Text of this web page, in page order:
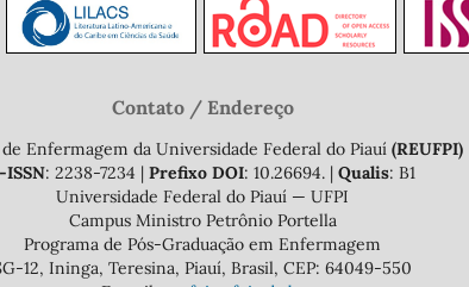
Contato / Endereço
de Enfermagem da Universidade Federal do Piauí (REUFPI)
ISSN: 2238-7234 | Prefixo DOI: 10.26694. | Qualis: B1
Universidade Federal do Piauí — UFPI
Campus Ministro Petrônio Portella
Programa de Pós-Graduação em Enfermagem
12, Ininga, Teresina, Piauí, Brasil, CEP: 64049-550